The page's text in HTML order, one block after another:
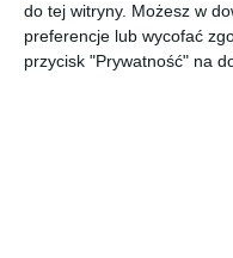
do tej witryny. Możesz w
preferencje lub wycofać
przycisk "Prywatność" na
Wizualizacja: salon